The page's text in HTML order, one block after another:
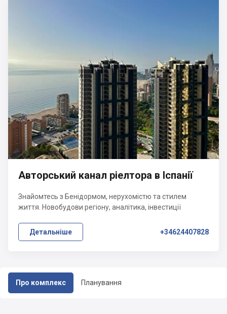
Про комплекс Планування
Авторський канал ріелтора в Іспанії
Знайомтесь з Бенідормом, нерухомістю та стилем
життя. Новобудови регіону, аналітика, інвестиції
Детальніше +34624407828